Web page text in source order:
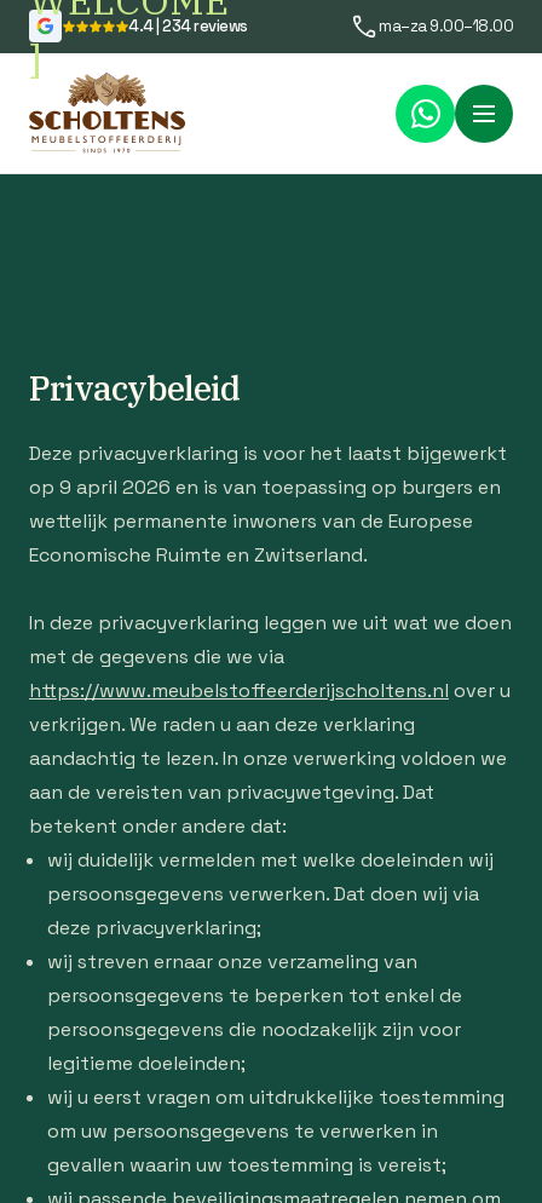
]
4.4 | 234 reviews ma–za 9.00–18.00
Menu
Privacybeleid
Deze privacyverklaring is voor het laatst bijgewerkt
op 9 april 2026 en is van toepassing op burgers en
wettelijk permanente inwoners van de Europese
Economische Ruimte en Zwitserland.
In deze privacyverklaring leggen we uit wat we doen
met de gegevens die we via
https://www.meubelstoffeerderijscholtens.nl over u
verkrijgen. We raden u aan deze verklaring
aandachtig te lezen. In onze verwerking voldoen we
aan de vereisten van privacywetgeving. Dat
betekent onder andere dat:
wij duidelijk vermelden met welke doeleinden wij
persoonsgegevens verwerken. Dat doen wij via
deze privacyverklaring;
wij streven ernaar onze verzameling van
persoonsgegevens te beperken tot enkel de
persoonsgegevens die noodzakelijk zijn voor
legitieme doeleinden;
wij u eerst vragen om uitdrukkelijke toestemming
om uw persoonsgegevens te verwerken in
gevallen waarin uw toestemming is vereist;